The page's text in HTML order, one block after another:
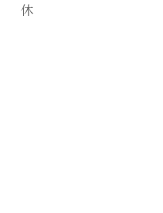
休